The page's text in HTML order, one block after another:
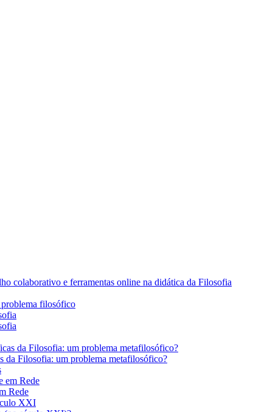
colaborativo e ferramentas online na didática da Filosofia
filosófico
da Filosofia: um problema metafilosófico?
da Filosofia: um problema metafilosófico?
em Rede
Rede
XXI